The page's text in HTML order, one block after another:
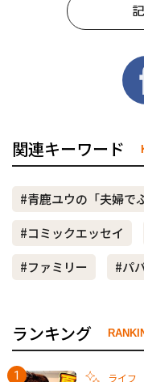
関連キーワード
#青鹿ユウの「夫婦で
#コミックエッセイ
#ファミリー
#パ
ランキング
ライフ